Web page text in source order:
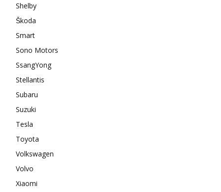
Shelby
Škoda
Smart
Sono Motors
SsangYong
Stellantis
Subaru
Suzuki
Tesla
Toyota
Volkswagen
Volvo
Xiaomi